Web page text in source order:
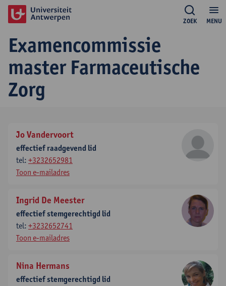
MENU
ZOEK
Examencommissie
master Farmaceutische
Zorg
Jo Vandervoort
effectief raadgevend lid
tel: +3232652981
Toon e-mailadres
Ingrid De Meester
effectief stemgerechtigd lid
tel: +3232652741
Toon e-mailadres
Nina Hermans
effectief stemgerechtigd lid